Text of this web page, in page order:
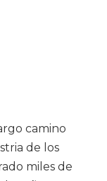
camino
de los
miles de